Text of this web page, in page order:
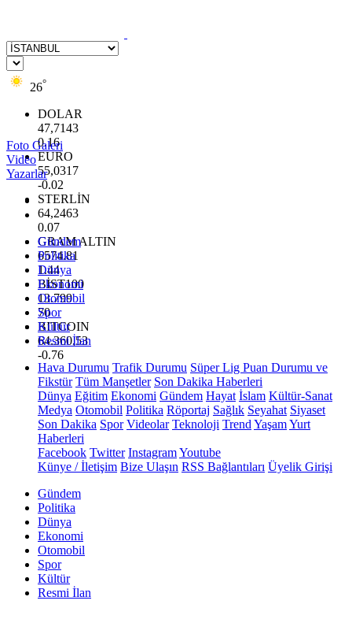
26°
DOLAR
47,7143
0.16
EURO
55,0317
-0.02
STERLİN
64,2463
0.07
GRAM ALTIN
6574.81
1.44
BİST100
13.799
70
BITCOIN
64.360,53
-0.76
Foto Galeri
Video
Yazarlar
Gündem
Politika
Dünya
Ekonomi
Otomobil
Spor
Kültür
Resmi İlan
Hava Durumu Trafik Durumu Süper Lig Puan Durumu ve
Fikstür Tüm Manşetler Son Dakika Haberleri
Dünya Eğitim Ekonomi Gündem Hayat İslam Kültür-Sanat
Medya Otomobil Politika Röportaj Sağlık Seyahat Siyaset
Son Dakika Spor Videolar Teknoloji Trend YaşamYurt
Haberleri
Facebook Twitter InstagramYoutube
Künye / İletişim Bize Ulaşın RSS Bağlantıları Üyelik Girişi
Gündem
Politika
Dünya
Ekonomi
Otomobil
Spor
Kültür
Resmi İlan